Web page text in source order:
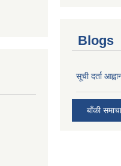
Blogs
सूची दर्ता
बाँकी